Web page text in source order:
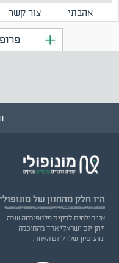
לאחרונ...
אהבתי צור קשר
היו חלק מהחזון של מונופולי
אנו חולמים להקים פלטפורמה שבה
ייתן יזם ישראלי אחד מהחוכמה
ומהניסיון שלו ליזם האחר.